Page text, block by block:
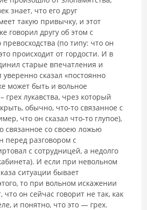
знает, что его друг
такую привычку, и этот
говорил другу об этом с
превосходства (по типу: что он
происходит от гордости. И в
старые впечатления и
сказал «постоянно
может быть и вольное
грех лукавства, чрез который
обычно, что-то связанное с
что он сказал что-то глупое),
связанное со своею ложью
перед разговором с
с сотрудницей, а недолго
И если при невольном
ситуации бывает
то при вольном искажении
что он сейчас говорит не так, как
и понятно, что это — грех.